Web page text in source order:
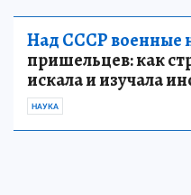
Над СССР военные
пришельцев: как
искала и изучала
НАУКА